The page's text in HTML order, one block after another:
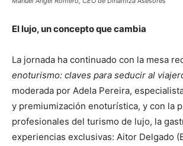
El lujo, un concepto que cambia
La jornada ha continuado con la mesa
enoturismo: claves para seducir al
moderada por Adela Pereira,
y premiumización enoturística, y con la
profesionales del turismo de lujo, la
experiencias exclusivas: Aitor Delgado